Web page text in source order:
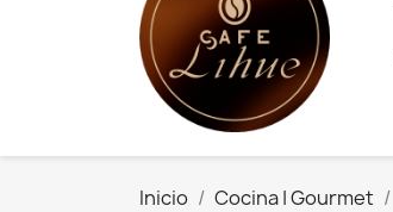
Inicio Cocina | Gourmet